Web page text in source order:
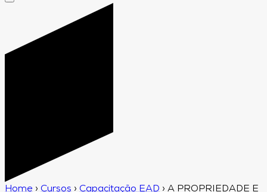
Home › Cursos › Capacitação EAD › A PROPRIEDADE E